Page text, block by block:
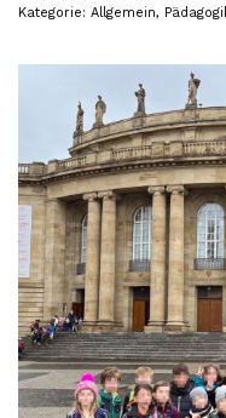
Kategorie: Allgemein,